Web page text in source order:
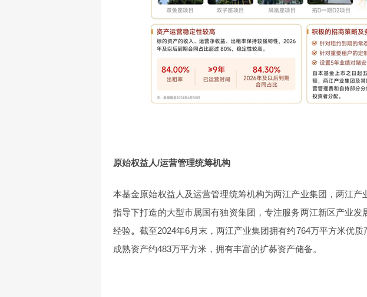
原始权益人/运营管理统筹机构
本基金原始权益人及运营管理统筹机构为两江产业集团，两江
指导下打造的大型市属国有独资集团，专注服务两江新区产业发
经验。截至2024年6月末，两江产业集团拥有约764万平方米优
成熟资产约483万平方米，拥有丰富的扩募资产储备。